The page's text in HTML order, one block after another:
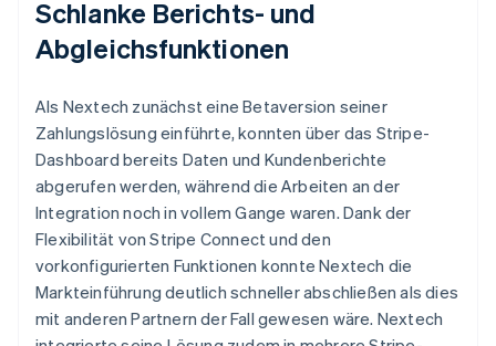
Schlanke Berichts- und
Abgleichsfunktionen
Als Nextech zunächst eine Betaversion seiner
Zahlungslösung einführte, konnten über das Stripe-
Dashboard bereits Daten und Kundenberichte
abgerufen werden, während die Arbeiten an der
Integration noch in vollem Gange waren. Dank der
Flexibilität von Stripe Connect und den
vorkonfigurierten Funktionen konnte Nextech die
Markteinführung deutlich schneller abschließen als dies
mit anderen Partnern der Fall gewesen wäre. Nextech